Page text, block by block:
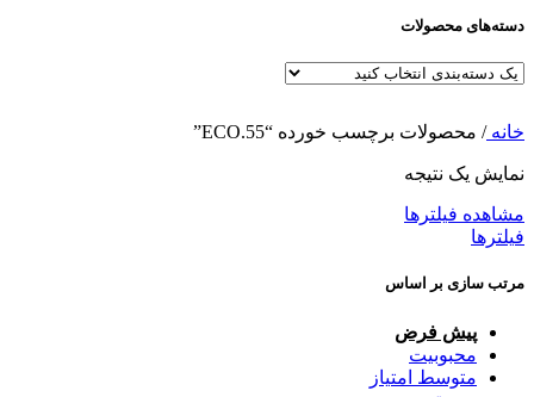
دسته‌های محصولات
خانه/ محصولات برچسب خورده “ECO.55”
نمایش یک نتیجه
مشاهده فیلترها
فیلترها
مرتب سازی بر اساس
پیش فرض
محبوبیت
متوسط امتیاز